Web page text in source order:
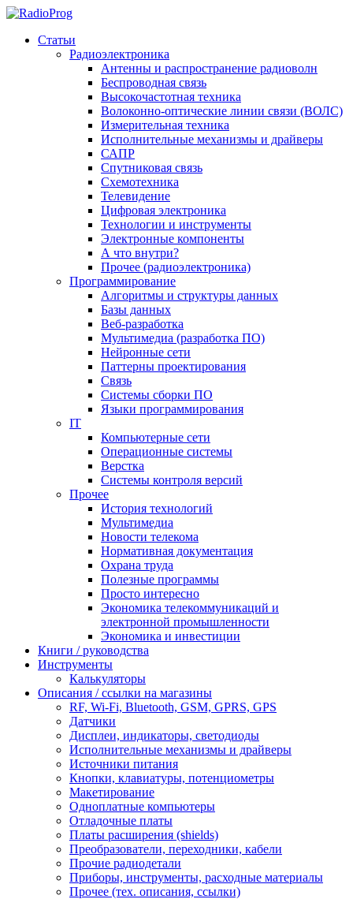
Статьи
Радиоэлектроника
Антенны и распространение радиоволн
Беспроводная связь
Высокочастотная техника
Волоконно-оптические линии связи (ВОЛС)
Измерительная техника
Исполнительные механизмы и драйверы
САПР
Спутниковая связь
Схемотехника
Телевидение
Цифровая электроника
Технологии и инструменты
Электронные компоненты
А что внутри?
Прочее (радиоэлектроника)
Программирование
Алгоритмы и структуры данных
Базы данных
Веб-разработка
Мультимедиа (разработка ПО)
Нейронные сети
Паттерны проектирования
Связь
Системы сборки ПО
Языки программирования
IT
Компьютерные сети
Операционные системы
Верстка
Системы контроля версий
Прочее
История технологий
Мультимедиа
Новости телекома
Нормативная документация
Охрана труда
Полезные программы
Просто интересно
Экономика телекоммуникаций и
электронной промышленности
Экономика и инвестиции
Книги / руководства
Инструменты
Калькуляторы
Описания / ссылки на магазины
RF, Wi-Fi, Bluetooth, GSM, GPRS, GPS
Датчики
Дисплеи, индикаторы, светодиоды
Исполнительные механизмы и драйверы
Источники питания
Кнопки, клавиатуры, потенциометры
Макетирование
Одноплатные компьютеры
Отладочные платы
Платы расширения (shields)
Преобразователи, переходники, кабели
Прочие радиодетали
Приборы, инструменты, расходные материалы
Прочее (тех. описания, ссылки)